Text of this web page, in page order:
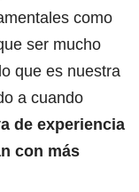
como
ser mucho
que es nuestra
a cuando
de experiencia
con más